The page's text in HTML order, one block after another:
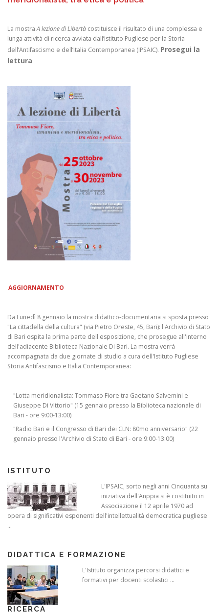
La mostraA lezione di Libertà costituisce il risultato di una complessa e
lunga attività di ricerca avviata dall’Istituto Pugliese per la Storia
dell’Antifascismo e dell’Italia Contemporanea (IPSAIC). Prosegui la
lettura
AGGIORNAMENTO
Da Lunedì 8 gennaio la mostra didattico-documentaria si sposta presso
"La cittadella della cultura" (via Pietro Oreste, 45, Bari): l'Archivio di Stato
di Bari ospita la prima parte dell'esposizione, che prosegue all'interno
dell'adiacente Biblioteca Nazionale Di Bari. La mostra verrà
accompagnata da due giornate di studio a cura dell'Istituto Pugliese
Storia Antifascismo e Italia Contemporanea:
"Lotta meridionalista: Tommaso Fiore tra Gaetano Salvemini e
Giuseppe Di Vittorio" (15 gennaio presso la Biblioteca nazionale di
Bari - ore 9:00-13:00)
"Radio Bari e il Congresso di Bari dei CLN: 80mo anniversario" (22
gennaio presso l'Archivio di Stato di Bari - ore 9:00-13:00)
ISTITUTO
L'IPSAIC, sorto negli anni Cinquanta su
iniziativa dell'Anppia si è costituito in
Associazione il 12 aprile 1970 ad
opera di significativi esponenti dell'intellettualità democratica pugliese
...
DIDATTICA E FORMAZIONE
L'Istituto organizza percorsi didattici e
formativi per docenti scolastici ...
RICERCA